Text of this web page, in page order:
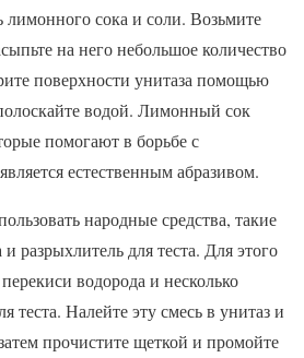
лимонного сока и соли. Возьмите
на него небольшое количество
поверхности унитаза помощью
водой. Лимонный сок
помогают в борьбе с
естественным абразивом.
народные средства, такие
разрыхлитель для теста. Для этого
водорода и несколько
теста. Налейте эту смесь в унитаз и
прочистите щеткой и промойте